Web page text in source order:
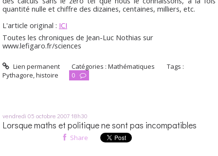
quantité nulle et chiffre des dizaines, centaines, milliers, etc.
L'article original : ICI
Toutes les chroniques de Jean-Luc Nothias sur
www.lefigaro.fr/sciences
Lien permanent Catégories :Mathématiques
Tags :
Pythagore,histoire 0
vendredi 05 octobre 200718h30
Lorsque maths et politique ne sont pas incompatibles
Share